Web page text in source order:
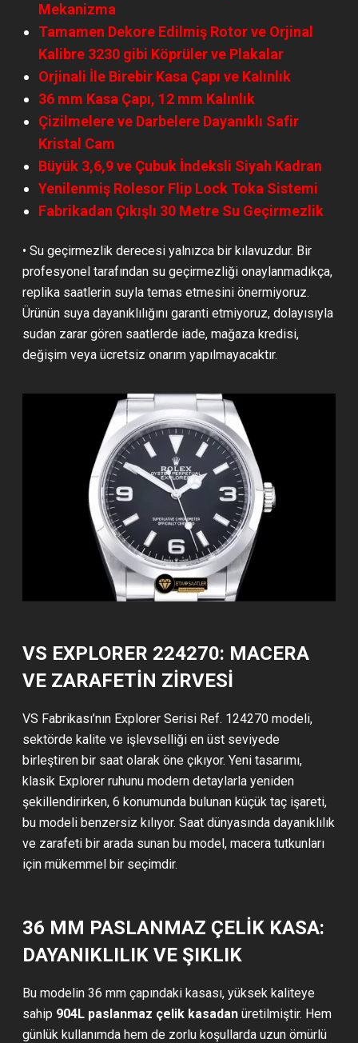
Mekanizma
Tamamen Dekore Edilmiş Rotor ve Orjinal
Kalibre 3230 gibi Köprüler ve Plakalar
Orjinali İle Birebir Kasa Çapı ve Kalınlık
36 mm Kasa Çapı, 12 mm Kalınlık
Çizilmelere ve Darbelere Dayanıklı Safir
Kristal Cam
Büyük 3,6,9 ve Çubuk İndeksli Siyah Kadran
Yenilenmiş Rolesor Flip Lock Toka Sistemi
Fabrikadan Çıkışlı 30 Metre Su Geçirmezlik
•Su geçirmezlik derecesi yalnızca bir kılavuzdur. Bir
profesyonel tarafından su geçirmezliği onaylanmadıkça,
replika saatlerin suyla temas etmesini önermiyoruz.
Ürünün suya dayanıklılığını garanti etmiyoruz, dolayısıyla
sudan zarar gören saatlerde iade, mağaza kredisi,
değişim veya ücretsiz onarım yapılmayacaktır.
VS EXPLORER 224270: MACERA
VE ZARAFETIN ZIRVESI
VS Fabrikası’nın Explorer Serisi Ref. 124270 modeli,
sektörde kalite ve işlevselliği en üst seviyede
birleştiren bir saat olarak öne çıkıyor. Yeni tasarımı,
klasik Explorer ruhunu modern detaylarla yeniden
şekillendirirken, 6 konumunda bulunan küçük taç işareti,
bu modeli benzersiz kılıyor. Saat dünyasında dayanıklılık
ve zarafeti bir arada sunan bu model, macera tutkunları
için mükemmel bir seçimdir.
36 MM PASLANMAZ ÇELIK KASA:
DAYANIKLILIK VE ŞIKLIK
Bu modelin 36 mm çapındaki kasası, yüksek kaliteye
sahip 904L paslanmaz çelik kasadan üretilmiştir. Hem
günlük kullanımda hem de zorlu koşullarda uzun ömürlü